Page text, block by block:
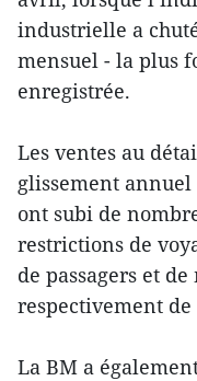
industrielle a
mensuel - la plus
enregistrée.
Les ventes au
glissement annuel
ont subi de
restrictions de
de passagers et
respectivement de
La BM a